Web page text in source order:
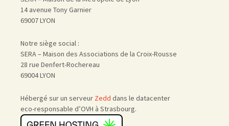
14 avenue Tony Garnier
69007 LYON
Notre siège social :
SERA – Maison des Associations de la Croix-Rousse
28 rue Denfert-Rochereau
69004 LYON
Hébergé sur un serveur Zedd dans le datacenter
eco-responsable d’OVH à Strasbourg.